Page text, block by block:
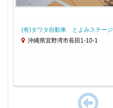
(有)タワタ自動車 とよみステージ
沖縄県宜野湾市長田1-10-1